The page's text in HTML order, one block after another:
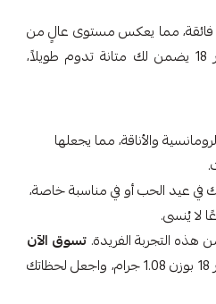
فائقة، مما يعكس مستوى عالٍ من
الحرفية والجودة. الذهب عيار 18 يضمن لك متانة تدوم طويلاً،
والأناقة، مما يجعلها
في عيد الحب أو في مناسبة خاصة،
لا يُنسى.
هذه التجربة الفريدة.تسوق الآن
واحصل على تعليقة ذهب عيار 18 بوزن 1.08 جرام، واجعل لحظاتك